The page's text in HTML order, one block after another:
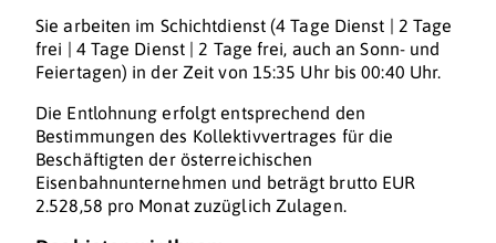
Sie arbeiten im Schichtdienst (4 Tage Dienst | 2 Tage
frei | 4 Tage Dienst | 2 Tage frei, auch an Sonn- und
Feiertagen) in der Zeit von 15:35 Uhr bis 00:40 Uhr.
Die Entlohnung erfolgt entsprechend den
Bestimmungen des Kollektivvertrages für die
Beschäftigten der österreichischen
Eisenbahnunternehmen und beträgt brutto EUR
2.528,58 pro Monat zuzüglich Zulagen.